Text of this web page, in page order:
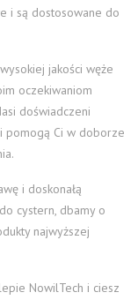
i są dostosowane do
jakości węże
oczekiwaniom
doświadczeni
pomogą Ci w doborze
i doskonałą
cystern, dbamy o
najwyższej
NowilTech i ciesz